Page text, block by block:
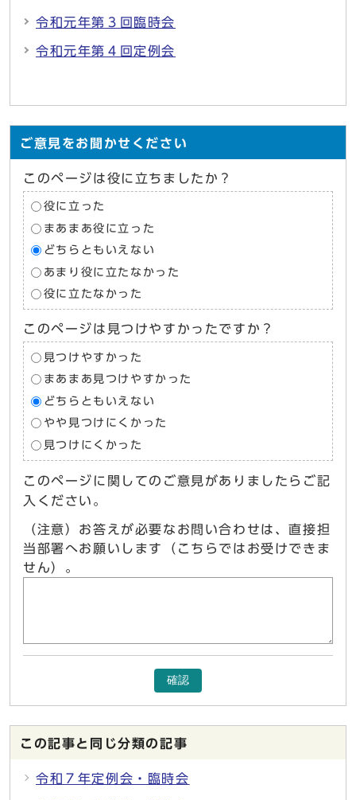
令和元年第３回臨時会
令和元年第４回定例会
ご意見をお聞かせください
このページは役に立ちましたか？
役に立った
まあまあ役に立った
どちらともいえない
あまり役に立たなかった
役に立たなかった
このページは見つけやすかったですか？
見つけやすかった
まあまあ見つけやすかった
どちらともいえない
やや見つけにくかった
見つけにくかった
このページに関してのご意見がありましたらご記
入ください。
（注意）お答えが必要なお問い合わせは、直接担
当部署へお願いします（こちらではお受けできま
せん）。
確認
この記事と同じ分類の記事
令和７年定例会・臨時会